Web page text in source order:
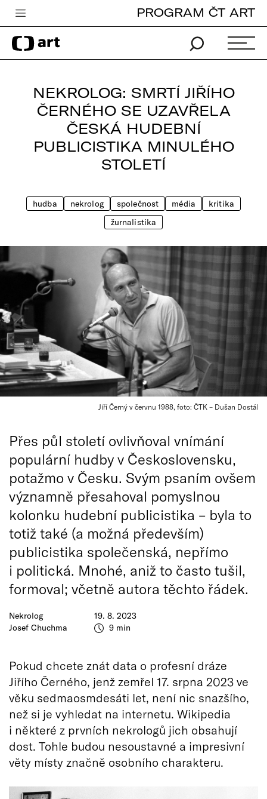
Česká televize
Zpravodajství
iVysílání
Pro děti
Vše o ČT
PROGRAM ČT ART
NEKROLOG: SMRTÍ JIŘÍHO
ČERNÉHO SE UZAVŘELA
ČESKÁ HUDEBNÍ
PUBLICISTIKA MINULÉHO
STOLETÍ
hudba nekrolog společnost média
kritika
žurnalistika
Jiří Černý v červnu 1988, foto: ČTK – Dušan Dostál
Nekrolog
Josef Chuchma
19. 8. 2023
9 min
Přes půl století ovlivňoval vnímání
populární hudby v Československu,
potažmo v Česku. Svým psaním ovšem
významně přesahoval pomyslnou
kolonku hudební publicistika – byla to
totiž také (a možná především)
publicistika společenská, nepřímo
i politická. Mnohé, aniž to často tušil,
formoval; včetně autora těchto řádek.
Pokud chcete znát data o profesní dráze
Jiřího Černého, jenž zemřel 17. srpna 2023 ve
věku sedmaosmdesáti let, není nic snazšího,
než si je vyhledat na internetu. Wikipedia
i některé z prvních nekrologů jich obsahují
dost. Tohle budou nesoustavné a impresivní
věty místy značně osobního charakteru.